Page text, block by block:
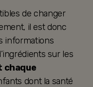
de changer
il est donc
informations
sur les
chaque
dont la santé